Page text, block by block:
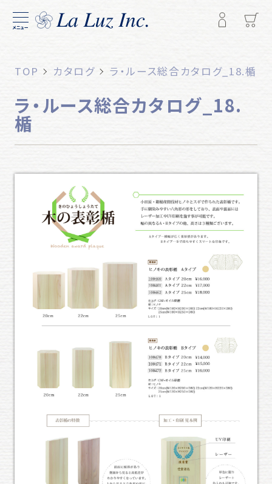
メニュー
TOP カタログ ラ・ルース総合カタログ_18.楯
ラ・ルース総合カタログ_18.
楯